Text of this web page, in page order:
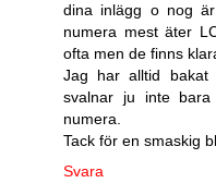
dina inlägg o nog
numera mest äter
ofta men de finns
Jag har alltid bakat
svalnar ju inte
numera.
Tack för en smaskig
Svara